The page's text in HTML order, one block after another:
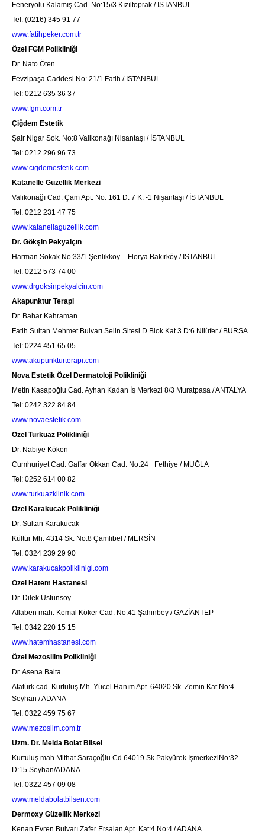
Feneryolu Kalamış Cad. No:15/3 Kızıltoprak / İSTANBUL
Tel: (0216) 345 91 77
www.fatihpeker.com.tr
Özel FGM Polikliniği
Dr. Nato Öten
Fevzipaşa Caddesi No: 21/1 Fatih / İSTANBUL
Tel: 0212 635 36 37
www.fgm.com.tr
Çiğdem Estetik
Şair Nigar Sok. No:8 Valikonağı Nişantaşı / İSTANBUL
Tel: 0212 296 96 73
www.cigdemestetik.com
Katanelle Güzellik Merkezi
Valikonağı Cad. Çam Apt. No: 161 D: 7 K: -1 Nişantaşı / İSTANBUL
Tel: 0212 231 47 75
www.katanellaguzellik.com
Dr. Gökşin Pekyalçın
Harman Sokak No:33/1 Şenlikköy – Florya Bakırköy / İSTANBUL
Tel: 0212 573 74 00
www.drgoksinpekyalcin.com
Akapunktur Terapi
Dr. Bahar Kahraman
Fatih Sultan Mehmet Bulvarı Selin Sitesi D Blok Kat 3 D:6 Nilüfer / BURSA
Tel: 0224 451 65 05
www.akupunkturterapi.com
Nova Estetik Özel Dermatoloji Polikliniği
Metin Kasapoğlu Cad. Ayhan Kadan İş Merkezi 8/3 Muratpaşa / ANTALYA
Tel: 0242 322 84 84
www.novaestetik.com
Özel Turkuaz Polikliniği
Dr. Nabiye Köken
Cumhuriyet Cad. Gaffar Okkan Cad. No:24 Fethiye / MUĞLA
Tel: 0252 614 00 82
www.turkuazklinik.com
Özel Karakucak Polikliniği
Dr. Sultan Karakucak
Kültür Mh. 4314 Sk. No:8 Çamlıbel / MERSİN
Tel: 0324 239 29 90
www.karakucakpoliklinigi.com
Özel Hatem Hastanesi
Dr. Dilek Üstünsoy
Allaben mah. Kemal Köker Cad. No:41 Şahinbey / GAZİANTEP
Tel: 0342 220 15 15
www.hatemhastanesi.com
Özel Mezosilim Polikliniği
Dr. Asena Balta
Atatürk cad. Kurtuluş Mh. Yücel Hanım Apt. 64020 Sk. Zemin Kat No:4
Seyhan / ADANA
Tel: 0322 459 75 67
www.mezoslim.com.tr
Uzm. Dr. Melda Bolat Bilsel
Kurtuluş mah.Mithat Saraçoğlu Cd.64019 Sk.Pakyürek İşmerkeziNo:32
D:15 Seyhan/ADANA
Tel: 0322 457 09 08
www.meldabolatbilsen.com
Dermoxy Güzellik Merkezi
Kenan Evren Bulvarı Zafer Ersalan Apt. Kat:4 No:4 / ADANA